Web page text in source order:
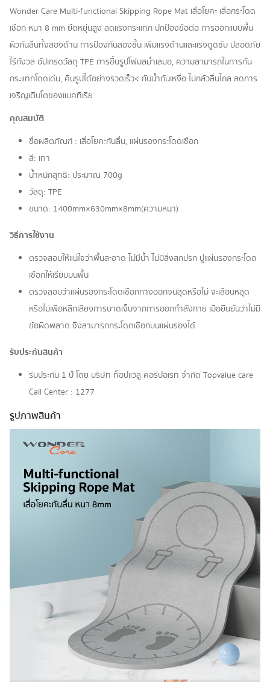
Wonder Care Multi-functional Skipping Rope Mat เสื่อโยคะ เสื่อกระโดด
เชือก หนา 8 mm ยืดหยุ่นสูง ลดแรงกระแทก ปกป้องข้อต่อ การออกแบบพื้น
ผิวกันลื่นทั้งสองด้าน การป้องกันสองชั้น เพิ่มแรงต้านและแรงดูดซับ ปลอดภัย
ไร้กังวล อัปเกรดวัสดุ TPE การขึ้นรูปโฟมสม่ำเสมอ, ความสามารถในการกัน
กระแทกโดดเด่น, คืนรูปได้อย่างรวดเร็ว< กันน้ำกันเหงื่อ ไม่กลัวลื่นไถล ลดการ
เจริญเติบโตของแบคทีเรีย
คุณสมบัติ
ชื่อผลิตภัณฑ์ : เสื่อโยคะกันลื่น, แผ่นรองกระโดดเชือก
สี: เทา
น้ำหนักสุทธิ: ประมาณ 700g
วัสดุ: TPE
ขนาด: 1400mm×630mm×8mm(ความหนา)
วิธีการใช้งาน
ตรวจสอบให้แน่ใจว่าพื้นสะอาด ไม่มีน้ำ ไม่มีสิ่งสกปรก ปูแผ่นรองกระโดด
เชือกให้เรียบบนพื้น
ตรวจสอบว่าแผ่นรองกระโดดเชือกกางออกจนสุดหรือไม่ จะเลื่อนหลุด
หรือไม่เพื่อหลีกเลี่ยงการบาดเจ็บจากการออกกำลังกาย เมื่อยืนยันว่าไม่มี
ข้อผิดพลาด จึงสามารถกระโดดเชือกบนแผ่นรองได้
รับประกันสินค้า
รับประกัน 1 ปี โดย บริษัท ท็อปแวลู คอร์ปอเรท จํากัด Topvalue care
Call Center : 1277
รูปภาพสินค้า